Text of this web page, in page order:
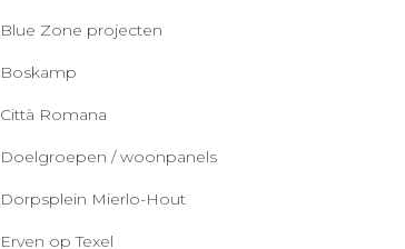
Blue Zone projecten
Boskamp
Città Romana
Doelgroepen / woonpanels
Dorpsplein Mierlo-Hout
Erven op Texel